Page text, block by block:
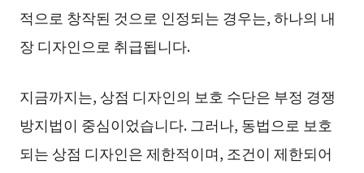
적으로 창작된 것으로 인정되는 경우는, 하나의 내
장 디자인으로 취급됩니다.
지금까지는, 상점 디자인의 보호 수단은 부정 경쟁
방지법이 중심이었습니다. 그러나, 동법으로 보호
되는 상점 디자인은 제한적이며, 조건이 제한되어